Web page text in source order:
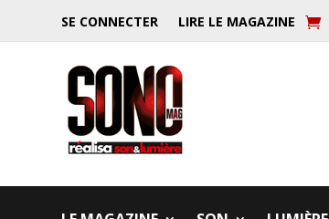
SE CONNECTER LIRE LE MAGAZINE